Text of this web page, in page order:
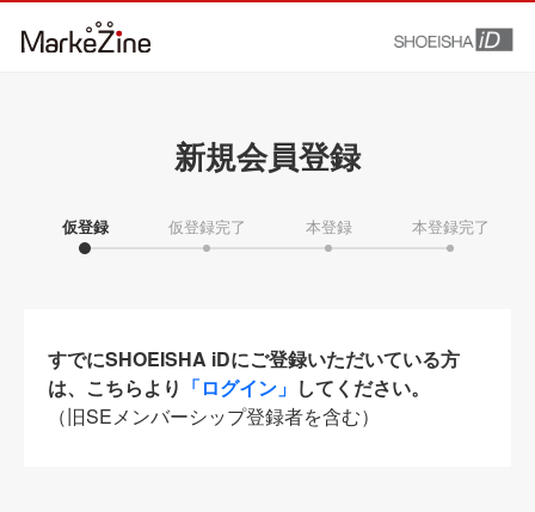
新規会員登録
仮登録 仮登録完了 本登録 本登録完了
すでにSHOEISHA iDにご登録いただいている方
は、こちらより 「ログイン」 してください。
（旧SEメンバーシップ登録者を含む）